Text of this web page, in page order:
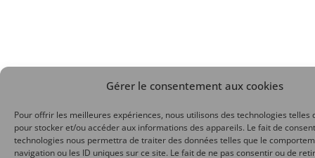
Gérer le consentement aux cookies
Pour offrir les meilleures expériences, nous utilisons des technologies telles
pour stocker et/ou accéder aux informations des appareils. Le fait de
technologies nous permettra de traiter des données telles que le
navigation ou les ID uniques sur ce site. Le fait de ne pas consentir ou de